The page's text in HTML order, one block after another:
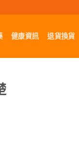
健康資訊 退貨換貨